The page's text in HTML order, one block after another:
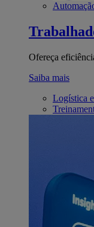
Ofereça
Saiba mais
Logística